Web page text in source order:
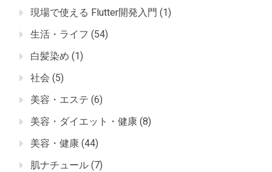
現場で使える Flutter開発入門 (1)
生活・ライフ (54)
白髪染め (1)
社会 (5)
美容・エステ (6)
美容・ダイエット・健康 (8)
美容・健康 (44)
肌ナチュール (7)